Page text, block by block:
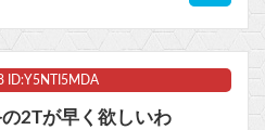
ID:Y5NTI5MDA
2Tが早く欲しいわ